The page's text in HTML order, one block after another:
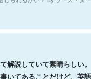
解説していて素晴らしい
いてあることだけど、英